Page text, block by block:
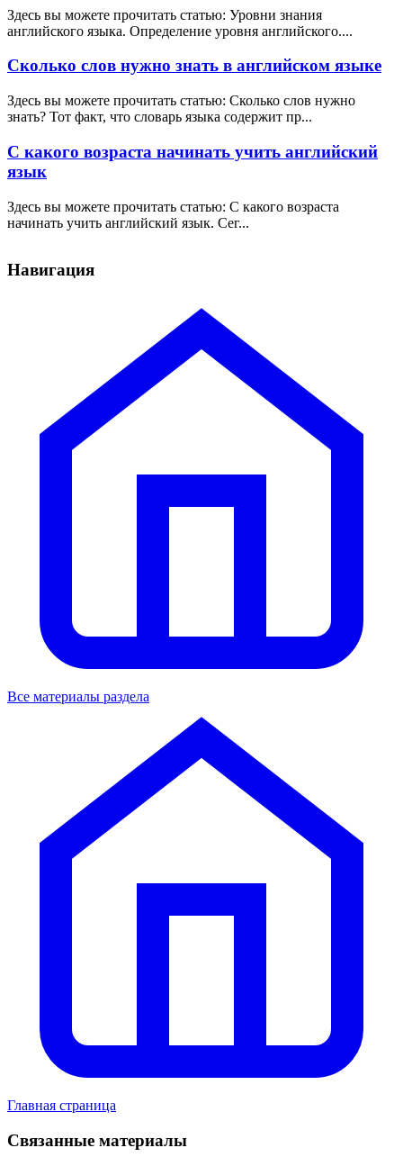
Здесь вы можете прочитать статью: Уровни знания
английского языка. Определение уровня английского....
Сколько слов нужно знать в английском языке
Здесь вы можете прочитать статью: Сколько слов нужно
знать? Тот факт, что словарь языка содержит пр...
С какого возраста начинать учить английский
язык
Здесь вы можете прочитать статью: С какого возраста
начинать учить английский язык. Сег...
Навигация
Все материалы раздела
Главная страница
Связанные материалы